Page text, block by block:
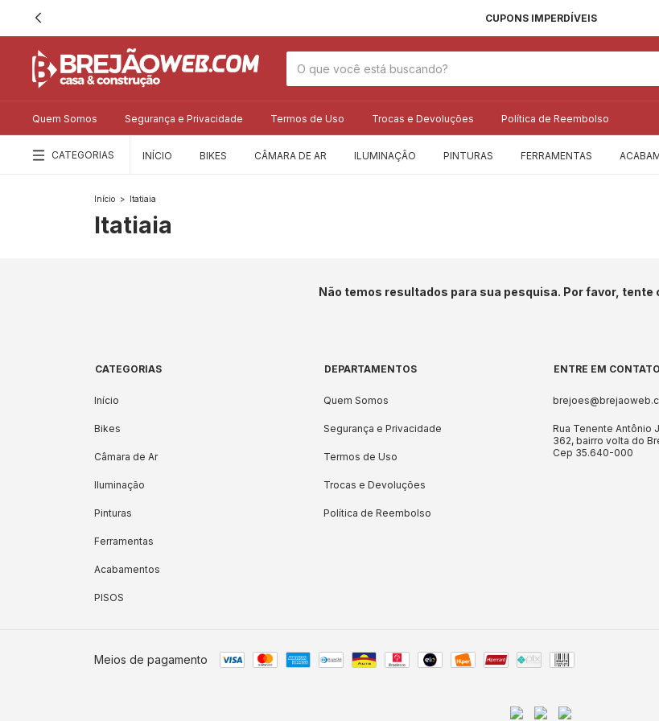
CUPONS IMPERDÍVEIS
Quem Somos Segurança e Privacidade Termos de Uso Trocas e Devoluções Política de Reembolso
CATEGORIAS INÍCIO BIKES CÂMARA DE AR ILUMINAÇÃO PINTURAS FERRAMENTAS
Início > Itatiaia
Itatiaia
Não temos resultados para sua pesquisa. Por favor,
CATEGORIAS
Início
Bikes
Câmara de Ar
Iluminação
Pinturas
Ferramentas
Acabamentos
PISOS
DEPARTAMENTOS
Quem Somos
Segurança e Privacidade
Termos de Uso
Trocas e Devoluções
Política de Reembolso
ENTRE EM CONTATO
Rua Tenente Antônio
362, bairro volta do
Cep 35.640-000
Meios de pagamento